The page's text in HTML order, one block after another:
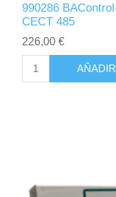
990286
CECT 485
226,00 €